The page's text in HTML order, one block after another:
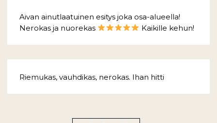
Aivan ainutlaatuinen esitys joka osa-alueella!
Nerokas ja nuorekas
Kaikille kehun!
Riemukas, vauhdikas, nerokas. Ihan hitti